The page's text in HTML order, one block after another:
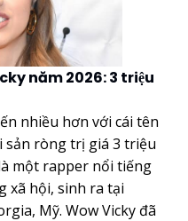
năm 2026: 3 triệu
nhiều hơn với cái tên
sản ròng trị giá 3 triệu
một rapper nổi tiếng
xã hội, sinh ra tại
Mỹ. Wow Vicky đã